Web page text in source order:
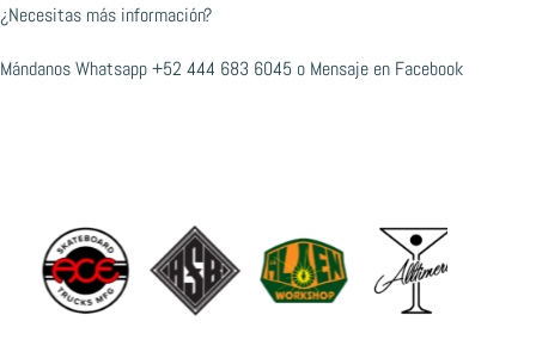
¿Necesitas más información?
Mándanos Whatsapp+52 444 683 6045 o Mensaje en Facebook